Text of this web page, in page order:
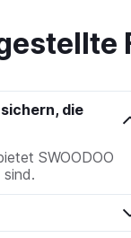
die
SWOODOO